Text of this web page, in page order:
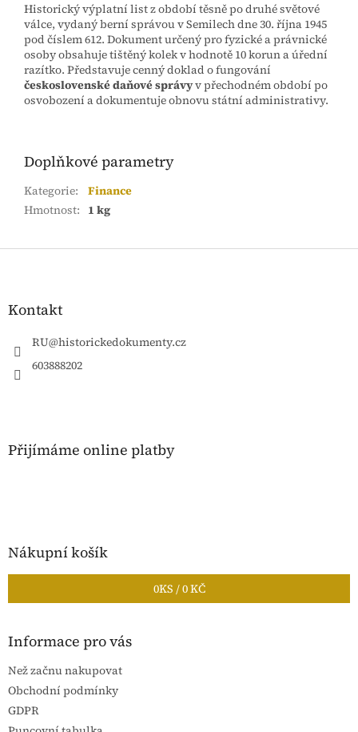
Historický výplatní list z období těsně po druhé světové
válce, vydaný berní správou v Semilech dne 30. října 1945
pod číslem 612. Dokument určený pro fyzické a právnické
osoby obsahuje tištěný kolek v hodnotě 10 korun a úřední
razítko. Představuje cenný doklad o fungování
československé daňové správyv přechodném období po
osvobození a dokumentuje obnovu státní administrativy.
Doplňkové parametry
Kategorie:
Finance
Hmotnost: 1 kg
Z
Kontakt
RU@historickedokumenty.cz
603888202
Přijímáme online platby
Nákupní košík
0KS /0 KČ
Informace pro vás
Než začnu nakupovat
Obchodní podmínky
GDPR